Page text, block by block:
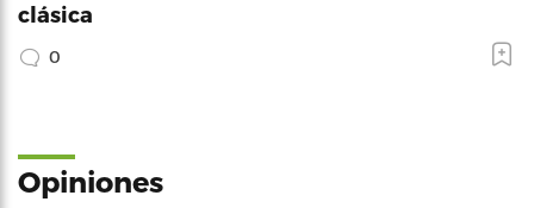
clásica
0
Opiniones